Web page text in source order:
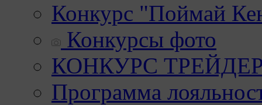
Конкурс "Поймай
Конкурсы фото
КОНКУРС
Программа